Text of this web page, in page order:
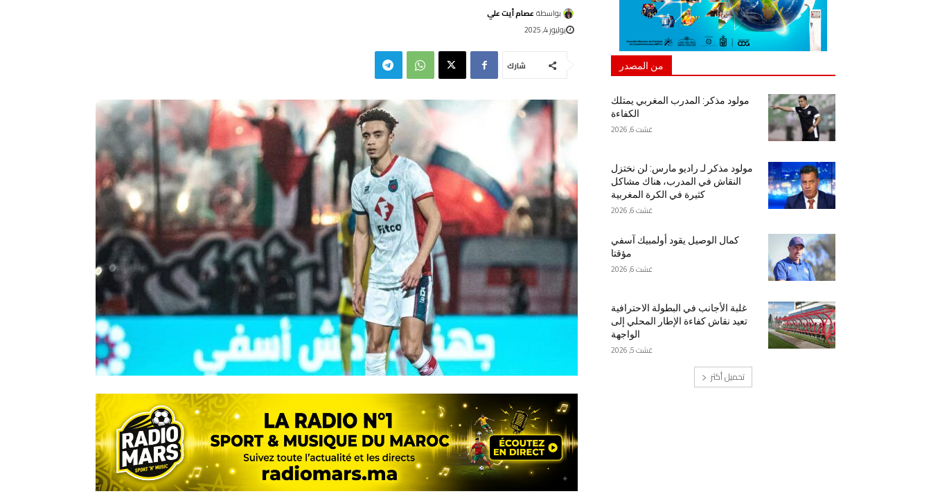
بواسطة عصام أيت علي
يوليوز 4, 2025
شارك من المصدر
مولود مذكر: المدرب المغربي يمتلك
الكفاءة
غشت 6, 2026
مولود مذكر لـ راديو مارس: لن نختزل
النقاش في المدرب، هناك مشاكل
كثيرة في الكرة المغربية
غشت 6, 2026
كمال الوصيل يقود أولمبيك آسفي
مؤقتا
غشت 6, 2026
غلبة الأجانب في البطولة الاحترافية
تعيد نقاش كفاءة الإطار المحلي إلى
الواجهة
غشت 5, 2026
تحميل أكثر